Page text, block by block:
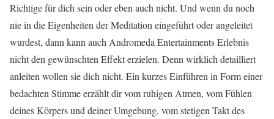
Richtige für dich sein oder eben auch nicht. Und wenn du noch
nie in die Eigenheiten der Meditation eingeführt oder angeleitet
wurdest, dann kann auch Andromeda Entertainments Erlebnis
nicht den gewünschten Effekt erzielen. Denn wirklich detailliert
anleiten wollen sie dich nicht. Ein kurzes Einführen in Form einer
bedachten Stimme erzählt dir vom ruhigen Atmen, vom Fühlen
deines Körpers und deiner Umgebung, vom stetigen Takt des